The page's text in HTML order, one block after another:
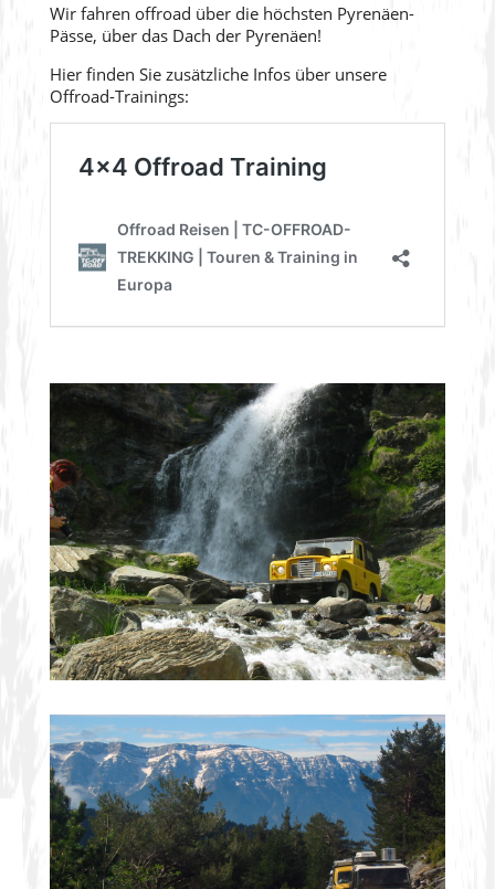
Wir fahren offroad über die höchsten Pyrenäen-
Pässe, über das Dach der Pyrenäen!
Hier finden Sie zusätzliche Infos über unsere
Offroad-Trainings: